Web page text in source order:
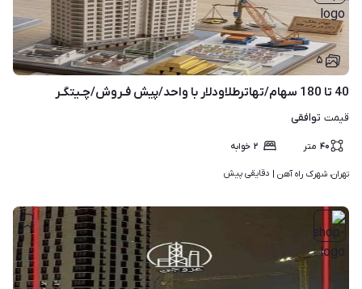
۵
40 تا 180 سهام/تهاترطلاودلار با واحد/پیش فـروش/چـیتگـر
قیمت توافقی
۴۰ متر ۲ خوابه
تهران، شهرک راه آهن | دقایقی پیش